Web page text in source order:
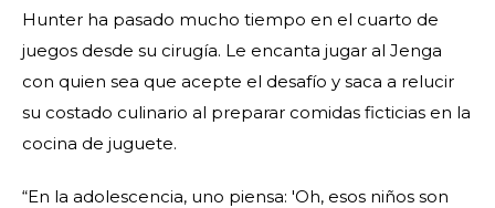
Hunter ha pasado mucho tiempo en el cuarto de
juegos desde su cirugía. Le encanta jugar al Jenga
con quien sea que acepte el desafío y saca a relucir
su costado culinario al preparar comidas ficticias en la
cocina de juguete.
“En la adolescencia, uno piensa: 'Oh, esos niños son